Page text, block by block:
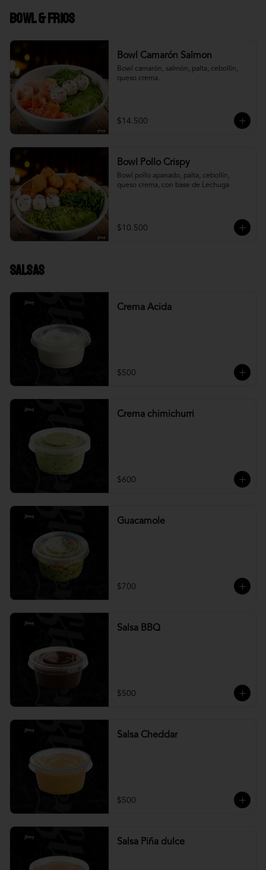
Bowl & frios
Bowl Camarón Salmon
Bowl camarón, salmón, palta, cebollín,
queso crema.
$14.500
Bowl Pollo Crispy
Bowl pollo apanado, palta, cebollín,
queso crema, con base de Lechuga
$10.500
Salsas
Crema Acida
$500
Crema chimichurri
$600
Guacamole
$700
Salsa BBQ
$500
Salsa Cheddar
$500
Salsa Piña dulce